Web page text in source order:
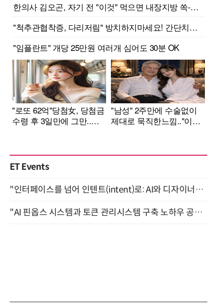
ET Events
"인터페이스를 넘어 인텐트(intent)로: AI와 디자이너가 함께 만드는 공존의 UX" 강남역 (9/2)
"AI 핀옵스 시스템과 토큰 관리시스템 구축 노하우 공개" 잠실 한국광고문화회관 2층 대회의실 (8/21)